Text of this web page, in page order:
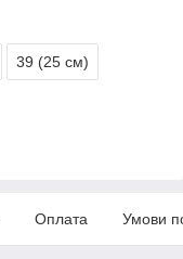
39 (25 см)
Оплата Умови